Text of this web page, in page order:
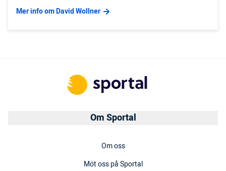
Mer info om David Wollner
Om Sportal
Om oss
Möt oss på Sportal